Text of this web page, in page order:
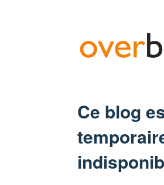
Ce blog